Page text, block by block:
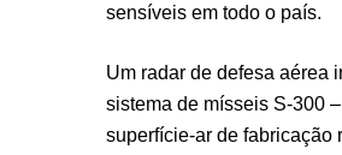
sensíveis em todo o país.
Um radar de defesa aérea
sistema de mísseis S-300
superfície-ar de fabricação